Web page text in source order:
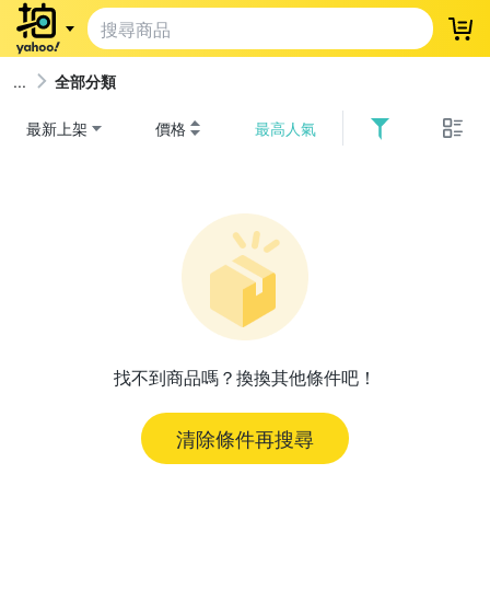
登
全部分類
最新上架 價格 最高人氣
找不到商品嗎？換換其他條件吧！
清除條件再搜尋